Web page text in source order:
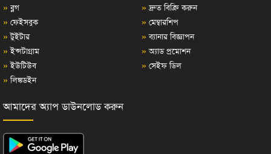
» ব্লগ
» ফেইসবুক
» টুইটার
» ইন্সটাগ্রাম
» ইউটিউব
» লিঙ্কডইন
» দ্রুত বিক্রি করুন
» মেম্বারশিপ
» ব্যানার বিজ্ঞাপন
» অ্যাড প্রমোশন
» সেইফ ডিল
আমাদের অ্যাপ ডাউনলোড করুন